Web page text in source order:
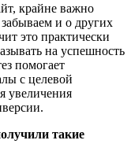
крайне важно
и о других
это практически
на успешность
помогает
с целевой
увеличения
такие